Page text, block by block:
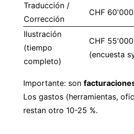
Traducción /
Corrección
CHF
Ilustración
(tiempo
completo)
CHF
(encuesta
Importante: son
Los gastos (herramientas,
restan otro 10-25 %.